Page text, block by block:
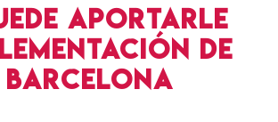
aportarle
de
Barcelona